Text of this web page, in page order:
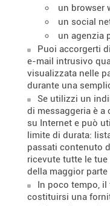
un browser
un social
un agenzia
Puoi accorgerti
e-mail intrusivo
visualizzata nelle
durante una
Se utilizzi un
di messaggeria è
su Internet e può
limite di durata:
passati contenuto
ricevute tutte le
della maggior
In poco tempo,
costituirsi una